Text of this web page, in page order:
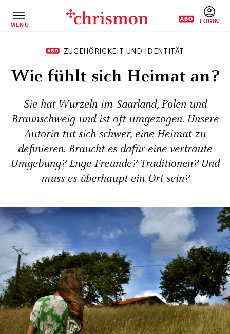
InhaltMENÜ
ZUGEHÖRIGKEIT UND IDENTITÄT
Wie fühlt sich Heimat an?
Sie hat Wurzeln im Saarland, Polen und
Braunschweig und ist oft umgezogen. Unsere
Autorin tut sich schwer, eine Heimat zu
definieren. Braucht es dafür eine vertraute
Umgebung? Enge Freunde? Traditionen? Und
muss es überhaupt ein Ort sein?